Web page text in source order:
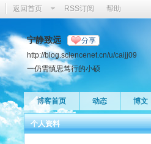
返回首页 RSS订阅 帮助
宁静致远 分享
http://blog.sciencenet.cn/u/caijj09
一仍需慎思笃行的小硕
博客首页 动态 博文
个人资料